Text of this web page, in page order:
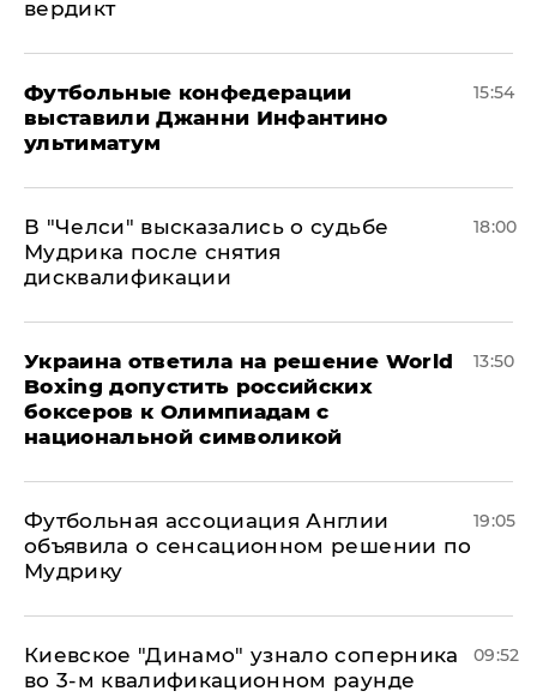
вердикт
Футбольные конфедерации
выставили Джанни Инфантино
ультиматум
15:54
В "Челси" высказались о судьбе
Мудрика после снятия
дисквалификации
18:00
Украина ответила на решение World
Boxing допустить российских
боксеров к Олимпиадам с
национальной символикой
13:50
Футбольная ассоциация Англии
объявила о сенсационном решении по
Мудрику
19:05
Киевское "Динамо" узнало соперника
во 3-м квалификационном раунде
09:52